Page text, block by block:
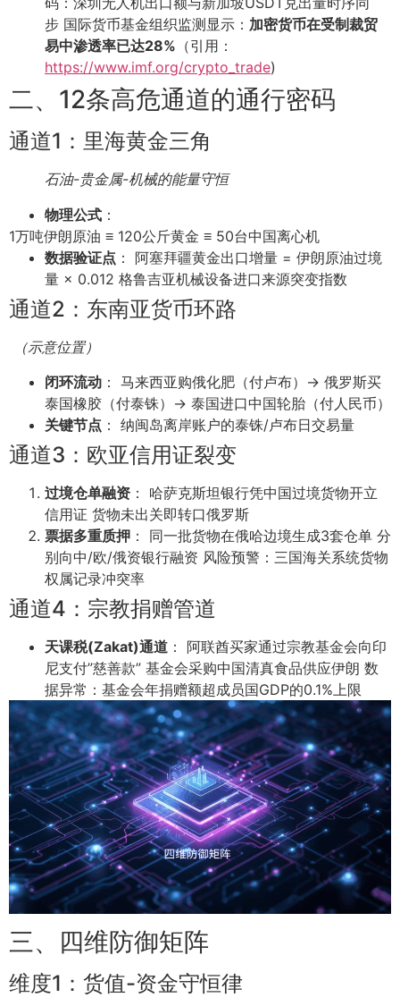
步 国际货币基金组织监测显示： 加密货币在受制裁贸
易中渗透率已达28% （引用：
https://www.imf.org/crypto_trade)
二、12条高危通道的通行密码
通道1：里海黄金三角
石油-贵金属-机械的能量守恒
物理公式 ：
1万吨伊朗原油 ≡ 120公斤黄金 ≡ 50台中国离心机
数据验证点 ： 阿塞拜疆黄金出口增量 = 伊朗原油过境
量 × 0.012 格鲁吉亚机械设备进口来源突变指数
通道2：东南亚货币环路
（示意位置）
闭环流动 ： 马来西亚购俄化肥（付卢布）→ 俄罗斯买
泰国橡胶（付泰铢）→ 泰国进口中国轮胎（付人民币）
关键节点 ： 纳闽岛离岸账户的泰铢/卢布日交易量
通道3：欧亚信用证裂变
过境仓单融资 ： 哈萨克斯坦银行凭中国过境货物开立
信用证 货物未出关即转口俄罗斯
票据多重质押 ： 同一批货物在俄哈边境生成3套仓单 分
别向中/欧/俄资银行融资 风险预警：三国海关系统货物
权属记录冲突率
通道4：宗教捐赠管道
天课税(Zakat)通道 ： 阿联酋买家通过宗教基金会向印
尼支付”慈善款” 基金会采购中国清真食品供应伊朗 数
据异常：基金会年捐赠额超成员国GDP的0.1%上限
三、四维防御矩阵
维度1：货值-资金守恒律